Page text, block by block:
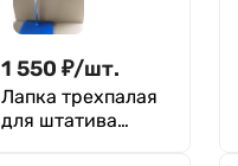
1 550 ₽/шт.
Лапка трехпалая
для штатива